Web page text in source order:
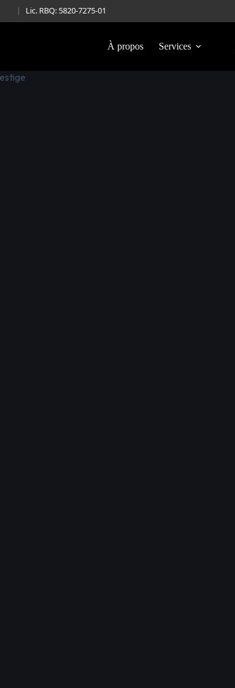
| Lic. RBQ: 5820-7275-01
À propos Services